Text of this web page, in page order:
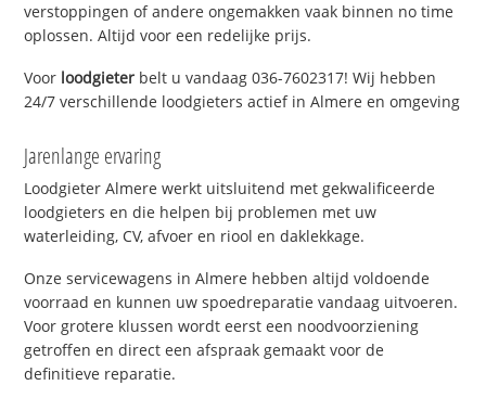
verstoppingen of andere ongemakken vaak binnen no time
oplossen. Altijd voor een redelijke prijs.
Voor loodgieter belt u vandaag 036-7602317! Wij hebben
24/7 verschillende loodgieters actief in Almere en omgeving
Jarenlange ervaring
Loodgieter Almere werkt uitsluitend met gekwalificeerde
loodgieters en die helpen bij problemen met uw
waterleiding, CV, afvoer en riool en daklekkage.
Onze servicewagens in Almere hebben altijd voldoende
voorraad en kunnen uw spoedreparatie vandaag uitvoeren.
Voor grotere klussen wordt eerst een noodvoorziening
getroffen en direct een afspraak gemaakt voor de
definitieve reparatie.